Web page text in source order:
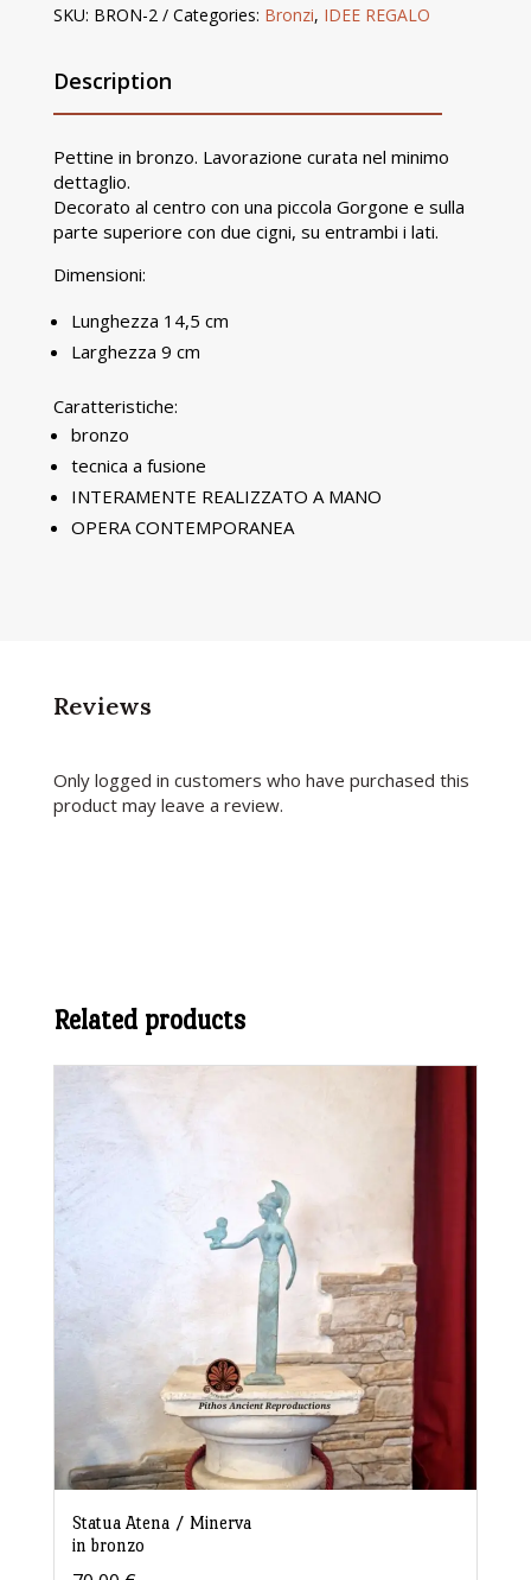
Description
Pettine in bronzo. Lavorazione curata nel minimo
dettaglio.
Decorato al centro con una piccola Gorgone e sulla
parte superiore con due cigni, su entrambi i lati.
Dimensioni:
Lunghezza 14,5 cm
Larghezza 9 cm
Caratteristiche:
bronzo
tecnica a fusione
INTERAMENTE REALIZZATO A MANO
OPERA CONTEMPORANEA
SKU: BRON-2 Categories: Bronzi, IDEE REGALO
Reviews
Only logged in customers who have purchased this
product may leave a review.
Related products
Statua Atena / Minerva
in bronzo